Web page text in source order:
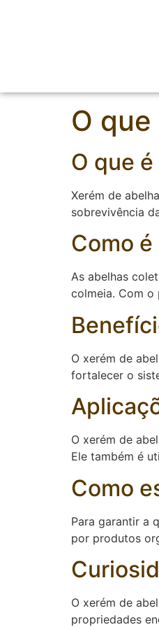
O
O que
Xerém de
sobrevivência
Como
As abelhas
colmeia. Com o
O xerém de
fortalecer o
O xerém de
Ele também é
Como
Para garantir a
por produtos
O xerém de
propriedades